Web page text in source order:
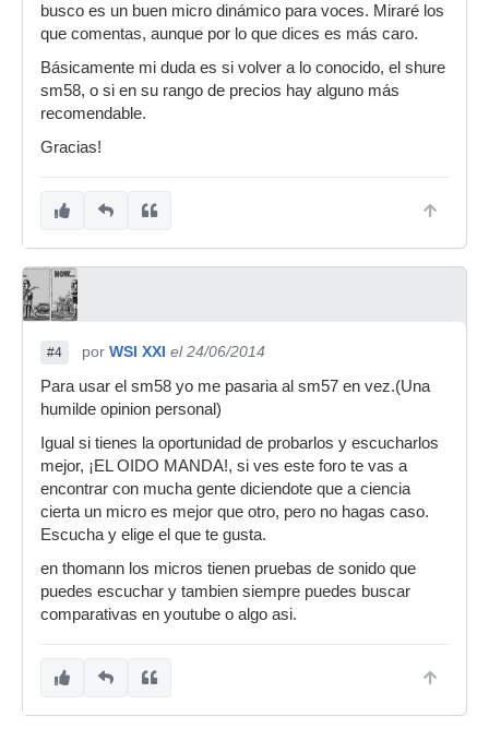
busco es un buen micro dinámico para voces. Miraré los
que comentas, aunque por lo que dices es más caro.
Básicamente mi duda es si volver a lo conocido, el shure
sm58, o si en su rango de precios hay alguno más
recomendable.
Gracias!
#4 por WSI XXI el 24/06/2014
Para usar el sm58 yo me pasaria al sm57 en vez.(Una
humilde opinion personal)
Igual si tienes la oportunidad de probarlos y escucharlos
mejor, ¡EL OIDO MANDA!, si ves este foro te vas a
encontrar con mucha gente diciendote que a ciencia
cierta un micro es mejor que otro, pero no hagas caso.
Escucha y elige el que te gusta.
en thomann los micros tienen pruebas de sonido que
puedes escuchar y tambien siempre puedes buscar
comparativas en youtube o algo asi.